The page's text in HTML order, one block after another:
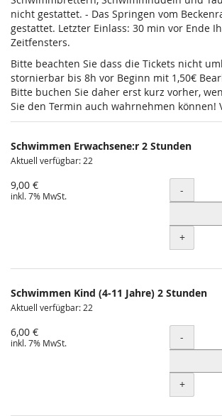
nicht gestattet. - Das Springen vom
gestattet. Letzter Einlass: 30 min vor Ende
Zeitfensters.
Bitte beachten Sie dass die Tickets nicht
stornierbar bis 8h vor Beginn mit 1,50€
Bitte buchen Sie daher erst kurz vorher,
Sie den Termin auch wahrnehmen können!
Schwimmen Erwachsene:r 2 Stunden
Aktuell verfügbar: 22
9,00 €
inkl. 7% MwSt. Menge
-
+
Schwimmen Kind (4-11 Jahre) 2 Stunden
Aktuell verfügbar: 22
6,00 €
inkl. 7% MwSt. Menge
-
+